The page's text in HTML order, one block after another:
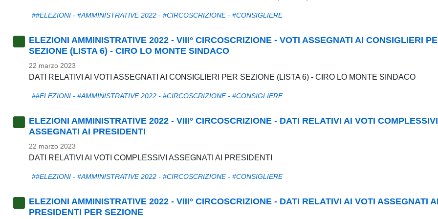
##ELEZIONI - #AMMINISTRATIVE 2022 - #CIRCOSCRIZIONE - #CONSIGLIERE
ELEZIONI AMMINISTRATIVE 2022 - VIII° CIRCOSCRIZIONE - VOTI ASSEGNATI AI CONSIGLIERI
SEZIONE (LISTA 6) - CIRO LO MONTE SINDACO
22 marzo 2023
DATI RELATIVI AI VOTI ASSEGNATI AI CONSIGLIERI PER SEZIONE (LISTA 6) - CIRO LO MONTE SINDACO
##ELEZIONI - #AMMINISTRATIVE 2022 - #CIRCOSCRIZIONE - #CONSIGLIERE
ELEZIONI AMMINISTRATIVE 2022 - VIII° CIRCOSCRIZIONE - DATI RELATIVI AI VOTI COMPLESSIVI
ASSEGNATI AI PRESIDENTI
22 marzo 2023
DATI RELATIVI AI VOTI COMPLESSIVI ASSEGNATI AI PRESIDENTI
##ELEZIONI - #AMMINISTRATIVE 2022 - #CIRCOSCRIZIONE - #CONSIGLIERE
ELEZIONI AMMINISTRATIVE 2022 - VIII° CIRCOSCRIZIONE - DATI RELATIVI AI VOTI ASSEGNATI
PRESIDENTI PER SEZIONE